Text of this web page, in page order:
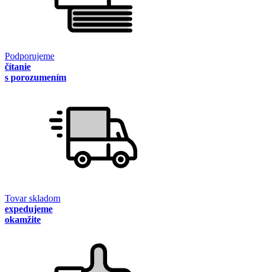
Podporujeme
čítanie
s porozumením
Tovar skladom
expedujeme
okamžite